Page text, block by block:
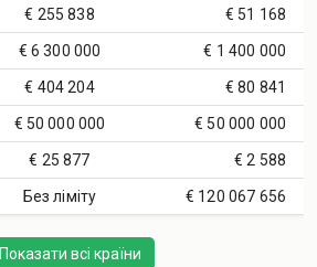
€ 255 838 € 51 168
€ 6 300 000 € 1 400 000
€ 404 204 € 80 841
€ 50 000 000 € 50 000 000
€ 25 877 € 2 588
Без ліміту € 120 067 656
Показати всі країни